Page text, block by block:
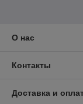
О нас
Контакты
Доставка и